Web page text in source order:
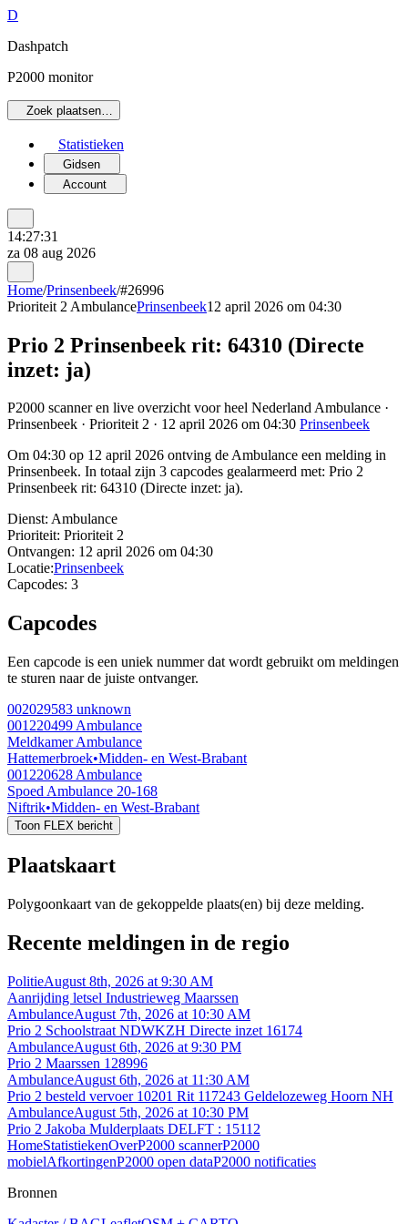
D
Dashpatch
P2000 monitor
Zoek plaatsen…
Statistieken
Gidsen
Account
14:27:31
za 08 aug 2026
Home/Prinsenbeek/#26996
Prioriteit 2 AmbulancePrinsenbeek12 april 2026 om 04:30
Prio 2 Prinsenbeek rit: 64310 (Directe
inzet: ja)
P2000 scanner en live overzicht voor heel Nederland Ambulance ·
Prinsenbeek · Prioriteit 2 · 12 april 2026 om 04:30 Prinsenbeek
Om 04:30 op 12 april 2026 ontving de Ambulance een melding in
Prinsenbeek. In totaal zijn 3 capcodes gealarmeerd met: Prio 2
Prinsenbeek rit: 64310 (Directe inzet: ja).
Dienst: Ambulance
Prioriteit: Prioriteit 2
Ontvangen: 12 april 2026 om 04:30
Locatie:Prinsenbeek
Capcodes: 3
Capcodes
Een capcode is een uniek nummer dat wordt gebruikt om meldingen
te sturen naar de juiste ontvanger.
002029583 unknown
001220499 Ambulance
Meldkamer Ambulance
Hattemerbroek•Midden- en West-Brabant
001220628 Ambulance
Spoed Ambulance 20-168
Niftrik•Midden- en West-Brabant
Toon FLEX bericht
Plaatskaart
Polygoonkaart van de gekoppelde plaats(en) bij deze melding.
Recente meldingen in de regio
PolitieAugust 8th, 2026 at 9:30 AM
Aanrijding letsel Industrieweg Maarssen
AmbulanceAugust 7th, 2026 at 10:30 AM
Prio 2 Schoolstraat NDWKZH Directe inzet 16174
AmbulanceAugust 6th, 2026 at 9:30 PM
Prio 2 Maarssen 128996
AmbulanceAugust 6th, 2026 at 11:30 AM
Prio 2 besteld vervoer 10201 Rit 117243 Geldelozeweg Hoorn NH
AmbulanceAugust 5th, 2026 at 10:30 PM
Prio 2 Jakoba Mulderplaats DELFT : 15112
HomeStatistiekenOverP2000 scannerP2000
mobielAfkortingenP2000 open dataP2000 notificaties
Bronnen